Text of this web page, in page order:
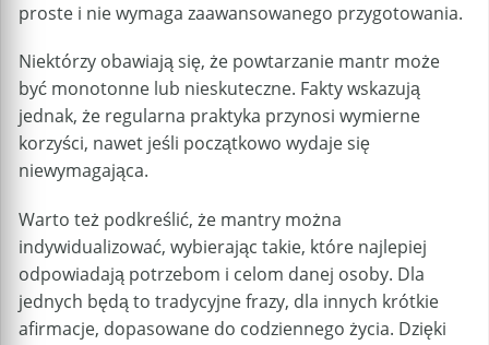
proste i nie wymaga zaawansowanego przygotowania.
Niektórzy obawiają się, że powtarzanie mantr może
być monotonne lub nieskuteczne. Fakty wskazują
jednak, że regularna praktyka przynosi wymierne
korzyści, nawet jeśli początkowo wydaje się
niewymagająca.
Warto też podkreślić, że mantry można
indywidualizować, wybierając takie, które najlepiej
odpowiadają potrzebom i celom danej osoby. Dla
jednych będą to tradycyjne frazy, dla innych krótkie
afirmacje, dopasowane do codziennego życia. Dzięki